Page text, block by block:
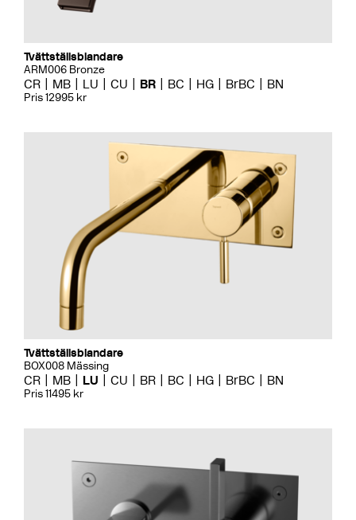
Tvättställsblandare
ARM006 Bronze
CR MB LU CU BR BC HG BrBC BN
Pris 12995 kr
Tvättställsblandare
BOX008 Mässing
CR MB LU CU BR BC HG BrBC BN
Pris 11495 kr